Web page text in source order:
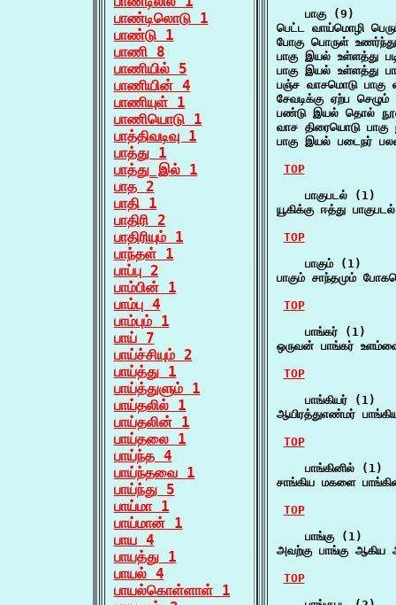
பாண்டிலொடு 1
பாண்டு 1
பாணி 8
பாணியில் 5
பாணியின் 4
பாணியுள் 1
பாணியொடு 1
பாத்திவடிவு 1
பாத்து 1
பாத்து_இல் 1
பாத 2
பாதி 1
பாதிரி 2
பாதிரியும் 1
பாந்தள் 1
பாப்பு 2
பாம்பின் 1
பாம்பு 4
பாம்பும் 1
பாய் 7
பாய்ச்சியும் 2
பாய்த்து 1
பாய்த்துளும் 1
பாய்தலில் 1
பாய்தலின் 1
பாய்தலை 1
பாய்ந்த 4
பாய்ந்தவை 1
பாய்ந்து 5
பாய்மா 1
பாய்மான் 1
பாய 4
பாயத்து 1
பாயல் 4
பாயல்கொள்ளாள் 1
    பாகு (9)
பெட்ட வாய்மொழி
போகு பொருள்
பாகு இயல் உள்ளத்து
பாகு இயல் உள்ளத்து
பஞ்ச வாசமொடு
சேவடிக்கு ஏற்ப
பண்டு இயல் தொல்
வாச திரையொடு
பாகு இயல் படைநர்
TOP
    பாகுபடல் (1)
யூகிக்கு ஈத்து
TOP
    பாகும் (1)
பாகும் சாந்தமும்
TOP
    பாங்கர் (1)
ஒருவன் பாங்கர்
TOP
    பாங்கியர் (1)
ஆயிரத்துஎண்மர்
TOP
    பாங்கினில் (1)
சாங்கிய மகளை
TOP
    பாங்கு (1)
அவற்கு பாங்கு
TOP